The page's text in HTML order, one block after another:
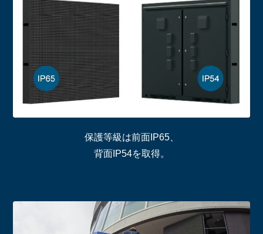
保護等級は前面IP65、
背面IP54を取得。